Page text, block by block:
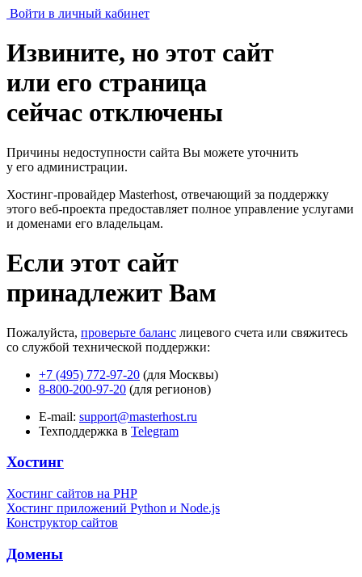
Войти в личный кабинет
Извините, но этот сайт
или его страница
сейчас отключены
Причины недоступности сайта Вы можете уточнить
у его администрации.
Хостинг-провайдер Masterhost, отвечающий за поддержку
этого веб-проекта предоставляет полное управление услугами
и доменами его владельцам.
Если этот сайт
принадлежит Вам
Пожалуйста, проверьте баланс лицевого счета или свяжитесь
со службой технической поддержки:
+7 (495) 772-97-20 (для Москвы)
8-800-200-97-20 (для регионов)
E-mail: support@masterhost.ru
Техподдержка в Telegram
Хостинг
Хостинг сайтов на PHP
Хостинг приложений Python и Node.js
Конструктор сайтов
Домены